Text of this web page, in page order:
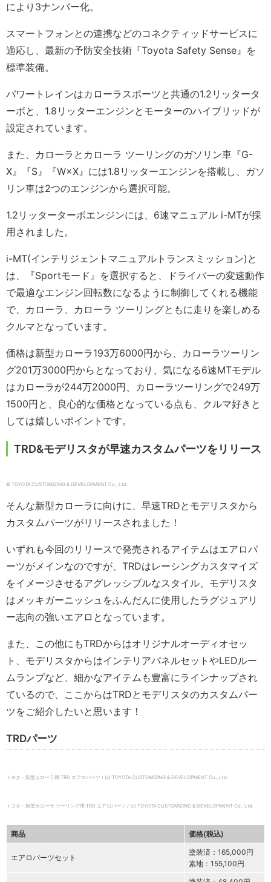
により3ナンバー化。
スマートフォンとの連携などのコネクティッドサービスに
適応し、最新の予防安全技術『Toyota Safety Sense』を
標準装備。
パワートレインはカローラスポーツと共通の1.2リッタータ
ーボと、1.8リッターエンジンとモーターのハイブリッドが
設定されています。
また、カローラとカローラ ツーリングのガソリン車『G-
X』『S』『W×X』には1.8リッターエンジンを搭載し、ガソ
リン車は2つのエンジンから選択可能。
1.2リッターターボエンジンには、6速マニュアル i-MTが採
用されました。
i-MT(インテリジェントマニュアルトランスミッション)と
は、『Sportモード』を選択すると、ドライバーの変速動作
で最適なエンジン回転数になるように制御してくれる機能
で、カローラ、カローラ ツーリングともに走りを楽しめる
クルマとなっています。
価格は新型カローラ193万6000円から、カローラツーリン
グ201万3000円からとなっており、気になる6速MTモデル
はカローラが244万2000円、カローラツーリングで249万
1500円と、良心的な価格となっている点も、クルマ好きと
しては嬉しいポイントです。
TRD&モデリスタが早速カスタムパーツをリリース
© TOYOTA CUSTOMIZING & DEVELOPMENT Co., Ltd.
そんな新型カローラに向けに、早速TRDとモデリスタから
カスタムパーツがリリースされました！
いずれも今回のリリースで発売されるアイテムはエアロパ
ーツがメインなのですが、TRDはレーシングカスタマイズ
をイメージさせるアグレッシブルなスタイル、モデリスタ
はメッキガーニッシュをふんだんに使用したラグジュアリ
ー志向の強いエアロとなっています。
また、この他にもTRDからはオリジナルオーディオセッ
ト、モデリスタからはインテリアパネルセットやLEDルー
ムランプなど、細かなアイテムも豊富にラインナップされ
ているので、ここからはTRDとモデリスタのカスタムパー
ツをご紹介したいと思います！
TRDパーツ
トヨタ・新型カローラ用 TRD エアロパーツ / (c) TOYOTA CUSTOMIZING & DEVELOPMENT Co., Ltd.
トヨタ・新型カローラ ツーリング用 TRD エアロパーツ / (c) TOYOTA CUSTOMIZING & DEVELOPMENT Co., Ltd.
商品 価格(税込)
エアロパーツセット
塗装済：165,000円
素地：155,100円